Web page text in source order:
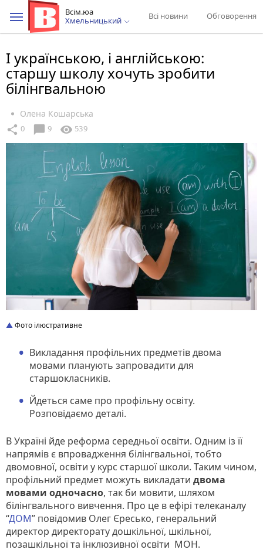
Всім.юа
Хмельницький
Всі новини Обговорення
І українською, і англійською:
старшу школу хочуть зробити
білінгвальною
Олена Кошарська
share 0 chat_bubble 9 visibility 539
Фото ілюстративне
Викладання профільних предметів двома
мовами планують запровадити для
старшокласників.
Йдеться саме про профільну освіту.
Розповідаємо деталі.
В Україні йде реформа середньої освіти. Одним із її
напрямів є впровадження білінгвальної, тобто
двомовної, освіти у курс старшої школи. Таким чином,
профільний предмет можуть викладати двома
мовами одночасно, так би мовити, шляхом
білінгвального вивчення. Про це в ефірі телеканалу
“ДОМ” повідомив Олег Єресько, генеральний
директор директорату дошкільної, шкільної,
позашкільної та інклюзивної освіти МОН.